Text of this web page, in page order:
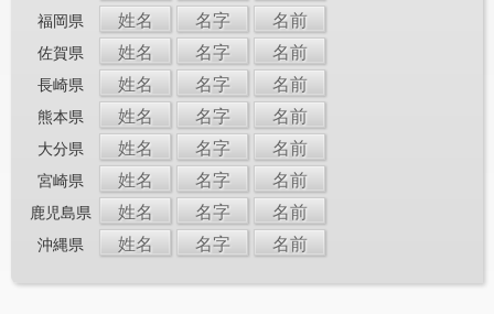
福岡県 姓名 名字 名前
佐賀県 姓名 名字 名前
長崎県 姓名 名字 名前
熊本県 姓名 名字 名前
大分県 姓名 名字 名前
宮崎県 姓名 名字 名前
鹿児島県 姓名 名字 名前
沖縄県 姓名 名字 名前